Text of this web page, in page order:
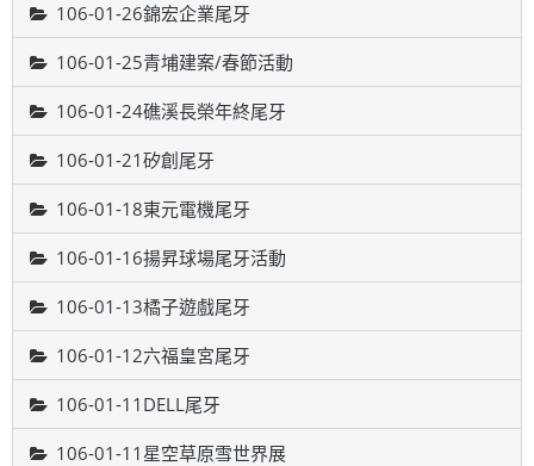
106-01-26錦宏企業尾牙
106-01-25青埔建案/春節活動
106-01-24礁溪長榮年終尾牙
106-01-21矽創尾牙
106-01-18東元電機尾牙
106-01-16揚昇球場尾牙活動
106-01-13橘子遊戲尾牙
106-01-12六福皇宮尾牙
106-01-11DELL尾牙
106-01-11星空草原雪世界展